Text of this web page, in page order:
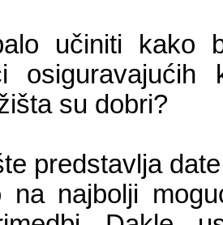
učiniti kako
su dobri?
predstavlja
na najbolji